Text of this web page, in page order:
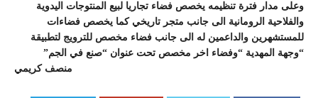
وعلى مدار فترة تنظيمه يخصص فضاء تجاريا لبيع المنتوجات اليدوية
والفلاحية الرومانية الى جانب متجر تاريخي كما يخصص فضاءات
للمستشهرين والداعمين له الى جانب فضاء مخصص للترويج لتطبيقة
“وجهة المهدية “وفضاء اخر مخصص تحت عنوان “صنع في الجم”
منصف كريمي